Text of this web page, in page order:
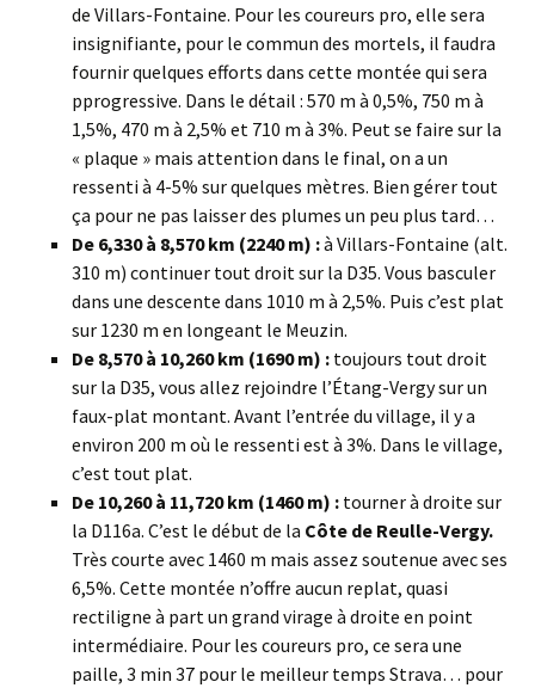
de Villars-Fontaine. Pour les coureurs pro, elle sera
insignifiante, pour le commun des mortels, il faudra
fournir quelques efforts dans cette montée qui sera
pprogressive. Dans le détail : 570 m à 0,5%, 750 m à
1,5%, 470 m à 2,5% et 710 m à 3%. Peut se faire sur la
« plaque » mais attention dans le final, on a un
ressenti à 4-5% sur quelques mètres. Bien gérer tout
ça pour ne pas laisser des plumes un peu plus tard…
De 6,330 à 8,570 km (2240 m) :à Villars-Fontaine (alt.
310 m) continuer tout droit sur la D35. Vous basculer
dans une descente dans 1010 m à 2,5%. Puis c’est plat
sur 1230 m en longeant le Meuzin.
De 8,570 à 10,260 km (1690 m) : toujours tout droit
sur la D35, vous allez rejoindre l’Étang-Vergy sur un
faux-plat montant. Avant l’entrée du village, il y a
environ 200 m où le ressenti est à 3%. Dans le village,
c’est tout plat.
De 10,260 à 11,720 km (1460 m) : tourner à droite sur
la D116a. C’est le début de la Côte de Reulle-Vergy.
Très courte avec 1460 m mais assez soutenue avec ses
6,5%. Cette montée n’offre aucun replat, quasi
rectiligne à part un grand virage à droite en point
intermédiaire. Pour les coureurs pro, ce sera une
paille, 3 min 37 pour le meilleur temps Strava… pour